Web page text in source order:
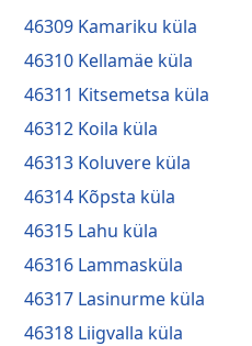
46309 Kamariku küla
46310 Kellamäe küla
46311 Kitsemetsa küla
46312 Koila küla
46313 Koluvere küla
46314 Kõpsta küla
46315 Lahu küla
46316 Lammasküla
46317 Lasinurme küla
46318 Liigvalla küla